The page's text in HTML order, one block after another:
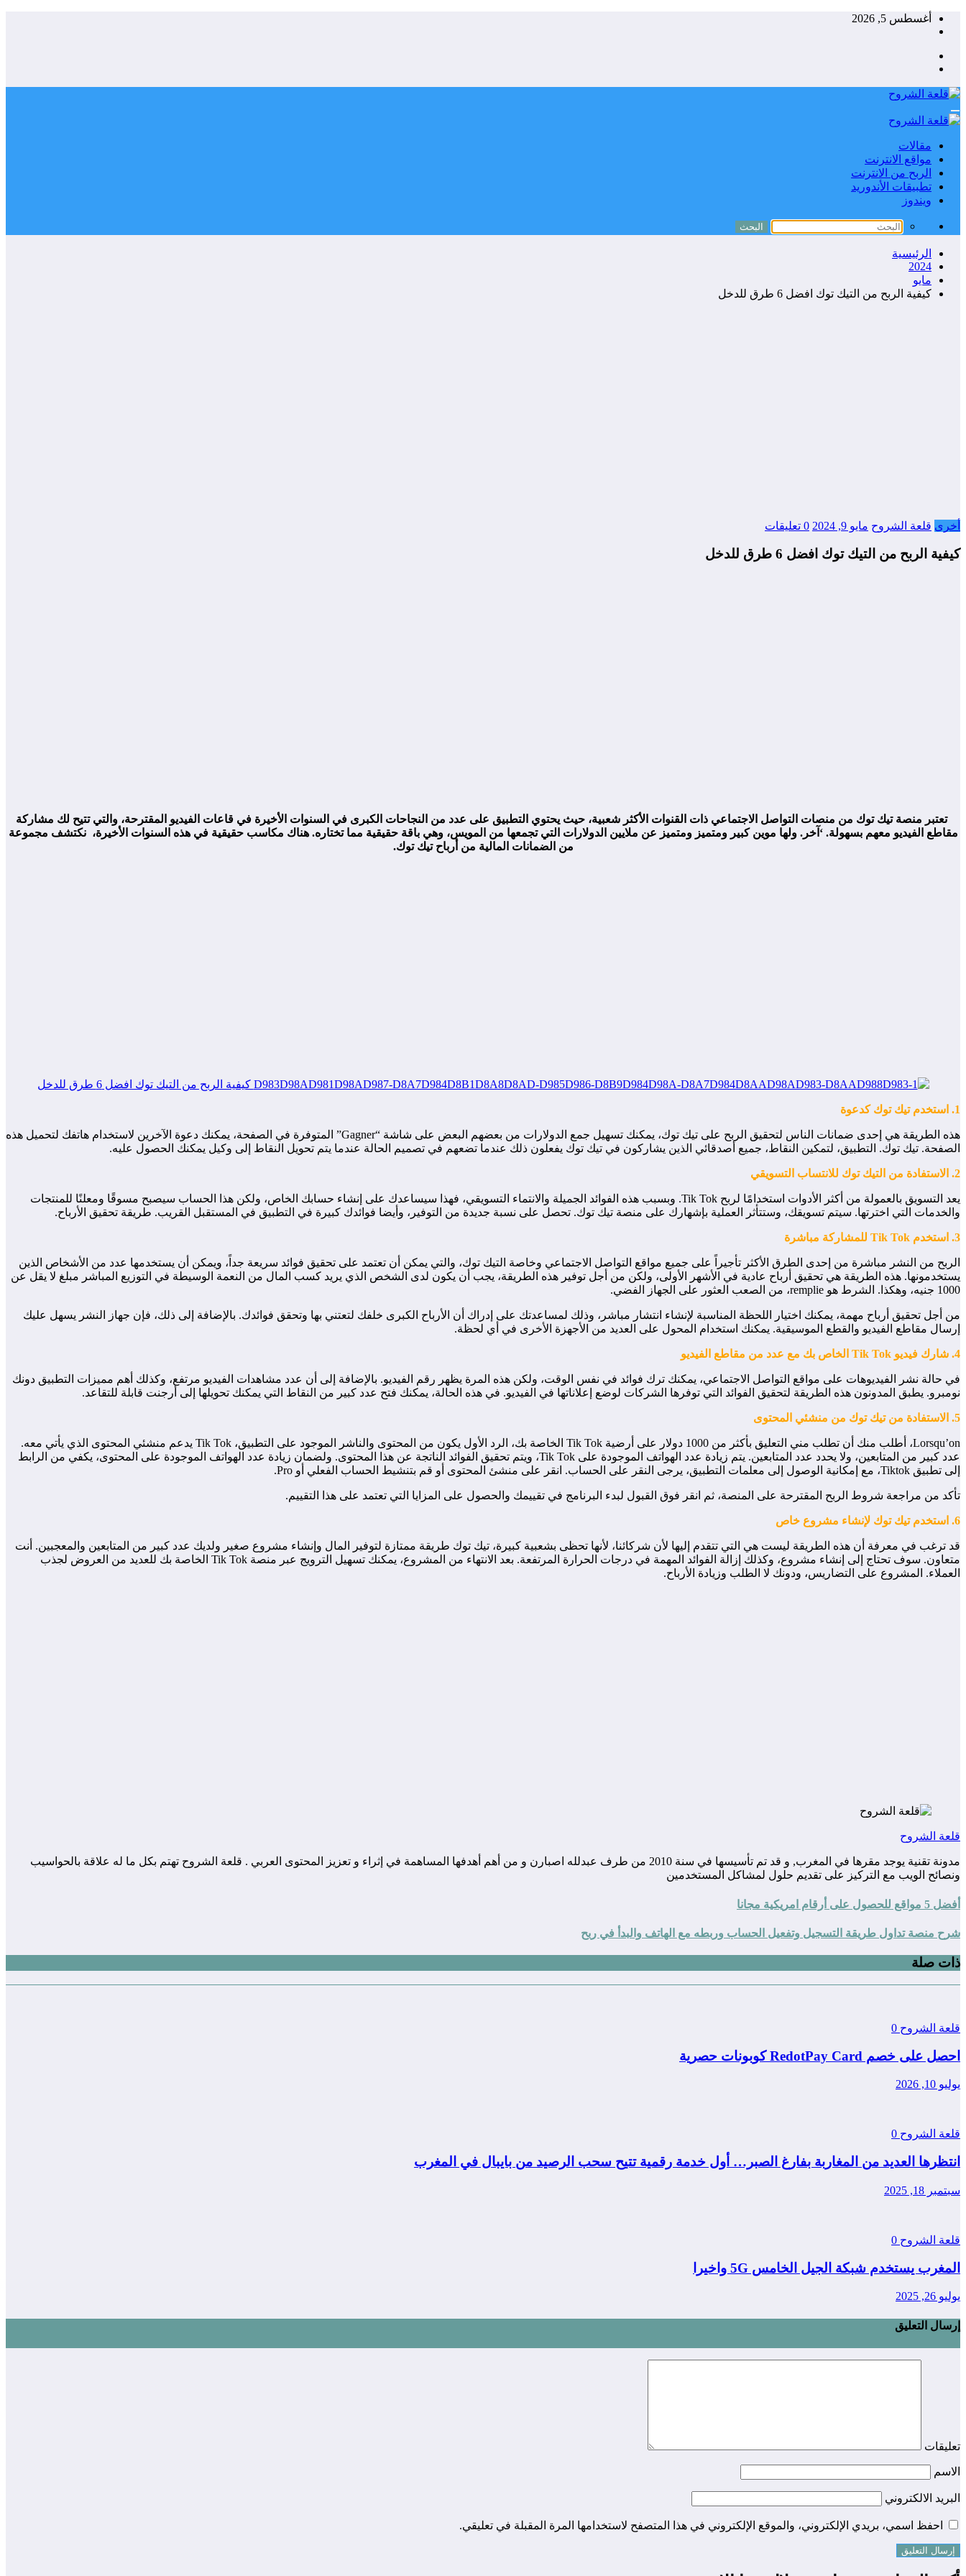
التجاوزأغسطس 5, 2026
مقالات
مواقع الانترنت
الربح من الانترنت
تطبيقات الأندوريد
ويندوز
الرئيسية
2024
مايو
كيفية الربح من التيك توك افضل 6 طرق للدخل
أخرى قلعة الشروح مايو 9, 2024 0 تعليقات
كيفية الربح من التيك توك افضل 6 طرق للدخل
تعتبر منصة تيك توك من منصات التواصل الاجتماعي ذات القنوات الأكثر شعبية، حيث يحتوي التطبيق على عدد من النجاحات الكبرى في السنوات الأخيرة في قاعات الفيديو المقترحة، والتي تتيح لك مشاركة
مقاطع الفيديو معهم بسهولة. ‘آخر. ولها موين كبير ومتميز ومتميز عن ملايين الدولارات التي تجمعها من المويس، وهي باقة حقيقية مما تختاره. هناك مكاسب حقيقية في هذه السنوات الأخيرة، نكتشف مجموعة
من الضمانات المالية من أرباح تيك توك.
1. استخدم تيك توك كدعوة
هذه الطريقة هي إحدى ضمانات الناس لتحقيق الربح على تيك توك، يمكنك تسهيل جمع الدولارات من بعضهم البعض على شاشة “Gagner” المتوفرة في الصفحة، يمكنك دعوة الآخرين لاستخدام هاتفك لتحميل هذه
الصفحة. تيك توك. التطبيق، لتمكين النقاط، جميع أصدقائي الذين يشاركون في تيك توك يفعلون ذلك عندما تضعهم في تصميم الحالة عندما يتم تحويل النقاط إلى وكيل يمكنك الحصول عليه.
2. الاستفادة من التيك توك للانتساب التسويقي
يعد التسويق بالعمولة من أكثر الأدوات استخدامًا لربح Tik Tok. وبسبب هذه الفوائد الجميلة والانتماء التسويقي، فهذا سيساعدك على إنشاء حسابك الخاص، ولكن هذا الحساب سيصبح مسوقًا ومعلنًا للمنتجات
والخدمات التي اخترتها. سيتم تسويقك، وستتأثر العملية بإشهارك على منصة تيك توك. تحصل على نسبة جديدة من التوفير، وأيضا فوائدك كبيرة في التطبيق في المستقبل القريب. طريقة تحقيق الأرباح.
3. استخدم Tik Tok للمشاركة مباشرة
الربح من النشر مباشرة من إحدى الطرق الأكثر تأجيراً على جميع مواقع التواصل الاجتماعي وخاصة التيك توك، والتي يمكن أن تعتمد على تحقيق فوائد سريعة جداً، ويمكن أن يستخدمها عدد من الأشخاص الذين
يستخدمونها. هذه الطريقة هي تحقيق أرباح عادية في الأشهر الأولى، ولكن من أجل توفير هذه الطريقة، يجب أن يكون لدى الشخص الذي يريد كسب المال من النعمة الوسيطة في التوزيع المباشر مبلغ لا يقل عن
1000 جنيه، وهكذا. الشرط هو remplie، من الصعب العثور على الجهاز الفضي.
من أجل تحقيق أرباح مهمة، يمكنك اختيار اللحظة المناسبة لإنشاء انتشار مباشر، وذلك لمساعدتك على إدراك أن الأرباح الكبرى خلفك لتعتني بها وتحقق فوائدك. بالإضافة إلى ذلك، فإن جهاز النشر يسهل عليك
إرسال مقاطع الفيديو والقطع الموسيقية. يمكنك استخدام المحول على العديد من الأجهزة الأخرى في أي لحظة.
4. شارك فيديو Tik Tok الخاص بك مع عدد من مقاطع الفيديو
في حالة نشر الفيديوهات على مواقع التواصل الاجتماعي، يمكنك ترك فوائد في نفس الوقت، ولكن هذه المرة يظهر رقم الفيديو. بالإضافة إلى أن عدد مشاهدات الفيديو مرتفع، وكذلك أهم مميزات التطبيق دونك
نومبرو. يطبق المدونون هذه الطريقة لتحقيق الفوائد التي توفرها الشركات لوضع إعلاناتها في الفيديو. في هذه الحالة، يمكنك فتح عدد كبير من النقاط التي يمكنك تحويلها إلى أرجنت قابلة للتقاعد.
5. الاستفادة من تيك توك من منشئي المحتوى
Lorsqu’on، أطلب منك أن تطلب مني التعليق بأكثر من 1000 دولار على أرضية Tik Tok الخاصة بك، الرد الأول يكون من المحتوى والناشر الموجود على التطبيق، Tik Tok يدعم منشئي المحتوى الذي يأتي معه.
عدد كبير من المتابعين، ولا يحدد عدد المتابعين. يتم زيادة عدد الهواتف الموجودة على Tik Tok، ويتم تحقيق الفوائد الناتجة عن هذا المحتوى. ولضمان زيادة عدد الهواتف الموجودة على المحتوى، يكفي من الرابط
إلى تطبيق Tiktok، مع إمكانية الوصول إلى معلمات التطبيق، يرجى النقر على الحساب. انقر على منشئ المحتوى أو قم بتنشيط الحساب الفعلي أو Pro.
تأكد من مراجعة شروط الربح المقترحة على المنصة، ثم انقر فوق القبول لبدء البرنامج في تقييمك والحصول على المزايا التي تعتمد على هذا التقييم.
6. استخدم تيك توك لإنشاء مشروع خاص
قد ترغب في معرفة أن هذه الطريقة ليست هي التي تتقدم إليها لأن شركائنا، لأنها تحظى بشعبية كبيرة، تيك توك طريقة ممتازة لتوفير المال وإنشاء مشروع صغير ولديك عدد كبير من المتابعين والمعجبين. أنت
متعاون. سوف تحتاج إلى إنشاء مشروع، وكذلك إزالة الفوائد المهمة في درجات الحرارة المرتفعة. بعد الانتهاء من المشروع، يمكنك تسهيل الترويج عبر منصة Tik Tok الخاصة بك للعديد من العروض لجذب
العملاء. المشروع على التضاريس، ودونك لا الطلب وزيادة الأرباح.
قلعة الشروح
مدونة تقنية يوجد مقرها في المغرب, و قد تم تأسيسها في سنة 2010 من طرف عبدلله اصبارن و من أهم أهدفها المساهمة في إثراء و تعزيز المحتوى العربي . قلعة الشروح تهتم بكل ما له علاقة بالحواسيب
ونصائح الويب مع التركيز على تقديم حلول لمشاكل المستخدمين
أفضل 5 مواقع للحصول على أرقام امريكية مجانا
شرح منصة تداول طريقة التسجيل وتفعيل الحساب وربطه مع الهاتف والبدأ في ربح
ذات صلة
قلعة الشروح 0
احصل على خصم RedotPay Card كوبونات حصرية
يوليو 10, 2026
قلعة الشروح 0
انتظرها العديد من المغاربة بفارغ الصبر… أول خدمة رقمية تتيح سحب الرصيد من بايبال في المغرب
سبتمبر 18, 2025
قلعة الشروح 0
المغرب يستخدم شبكة الجيل الخامس 5G واخيرا
يوليو 26, 2025
إرسال التعليق
تعليقات
الاسم
البريد الالكتروني
احفظ اسمي، بريدي الإلكتروني، والموقع الإلكتروني في هذا المتصفح لاستخدامها المرة المقبلة في تعليقي.